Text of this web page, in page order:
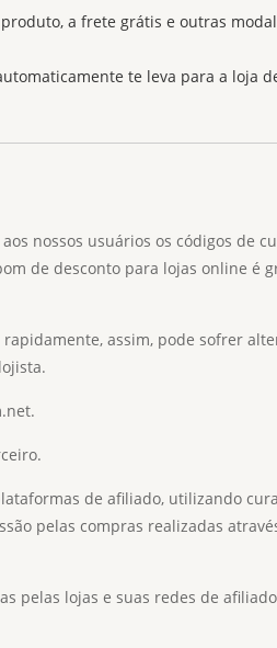
a frete grátis e outras
te leva para a loja
nossos usuários os códigos de
de desconto para lojas online é
assim, pode sofrer
de afiliado, utilizando
pelas compras realizadas
pelas lojas e suas redes de